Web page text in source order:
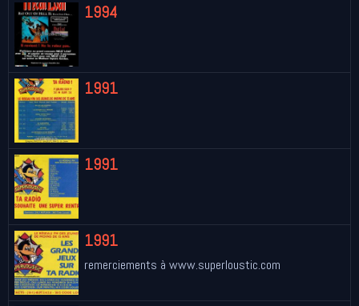
1994
1991
1991
1991
remerciements à www.superloustic.com